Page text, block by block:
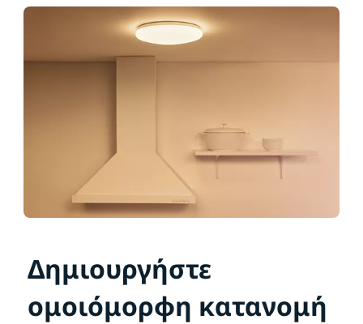
Δημιουργήστε
ομοιόμορφη κατανομή